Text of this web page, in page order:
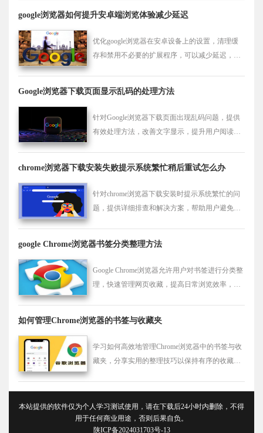
google浏览器如何提升安卓端浏览体验减少延迟
优化google浏览器在安卓设备上的设置，清理缓
存和禁用不必要的扩展程序，可以减少延迟，提
Google浏览器下载页面显示乱码的处理方法
针对Google浏览器下载页面出现乱码问题，提供
有效处理方法，改善文字显示，提升用户阅读体
chrome浏览器下载安装失败提示系统繁忙稍后重试怎么办
针对chrome浏览器下载安装时提示系统繁忙的问
题，提供详细排查和解决方案，帮助用户避免安
google Chrome浏览器书签分类整理方法
Google Chrome浏览器允许用户对书签进行分类整
理，快速管理网页收藏，提高日常浏览效率，同
如何管理Chrome浏览器的书签与收藏夹
学习如何高效地管理Chrome浏览器中的书签与收
藏夹，分享实用的整理技巧以保持有序的收藏列
本站提供的软件仅为个人学习测试使用，请在下载后24小时内删除，不得
用于任何商业用途，否则后果自负。
陕ICP备2024031703号-13